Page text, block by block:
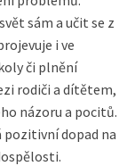
sám a učit se z
i ve
či plnění
rodiči a dítětem,
názoru a pocitů.
dopad na